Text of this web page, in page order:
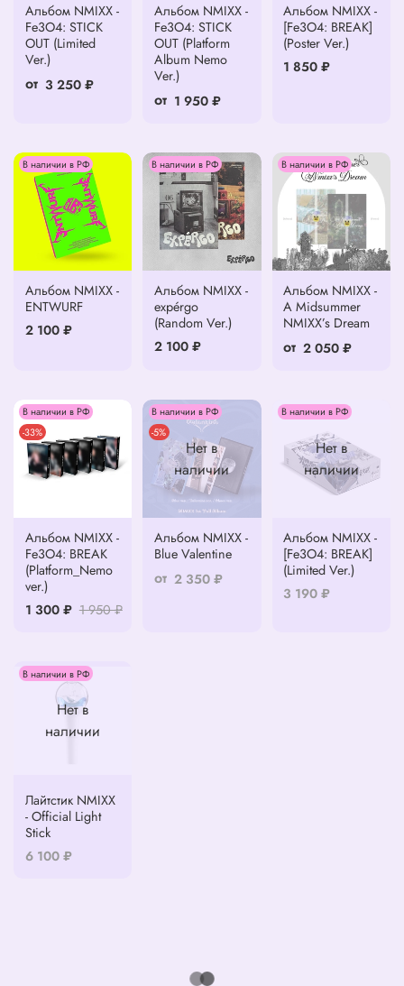
Альбом NMIXX -
Fe3O4: STICK
OUT (Limited
Ver.)
от 3 250 ₽
Альбом NMIXX -
Fe3O4: STICK
OUT (Platform
Album Nemo
Ver.)
от 1 950 ₽
Альбом NMIXX -
[Fe3O4: BREAK]
(Poster Ver.)
1 850 ₽
В наличии в РФ
Альбом NMIXX -
ENTWURF
2 100 ₽
В наличии в РФ
Альбом NMIXX -
expérgo
(Random Ver.)
2 100 ₽
В наличии в РФ
Альбом NMIXX -
A Midsummer
NMIXX’s Dream
от 2 050 ₽
В наличии в РФ
-33%
Альбом NMIXX -
Fe3O4: BREAK
(Platform_Nemo
ver.)
1 300 ₽ 1 950 ₽
Нет в
наличии
В наличии в РФ
-5%
Альбом NMIXX -
Blue Valentine
от 2 350 ₽
Нет в
наличии
В наличии в РФ
Альбом NMIXX -
[Fe3O4: BREAK]
(Limited Ver.)
3 190 ₽
Нет в
наличии
В наличии в РФ
Лайтстик NMIXX
- Official Light
Stick
6 100 ₽